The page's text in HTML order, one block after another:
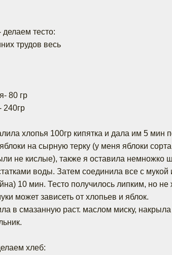
делаем тесто:
трудов весь
80 гр
240гр
хлопья 100гр кипятка и дала им 5 мин
на сырную терку (у меня яблоки
не кислые), также я оставила немножко
воды. Затем соединила все с мукой
10 мин. Тесто получилось липким, но
может зависеть от хлопьев и яблок.
в смазанную раст. маслом миску,
хлеб: